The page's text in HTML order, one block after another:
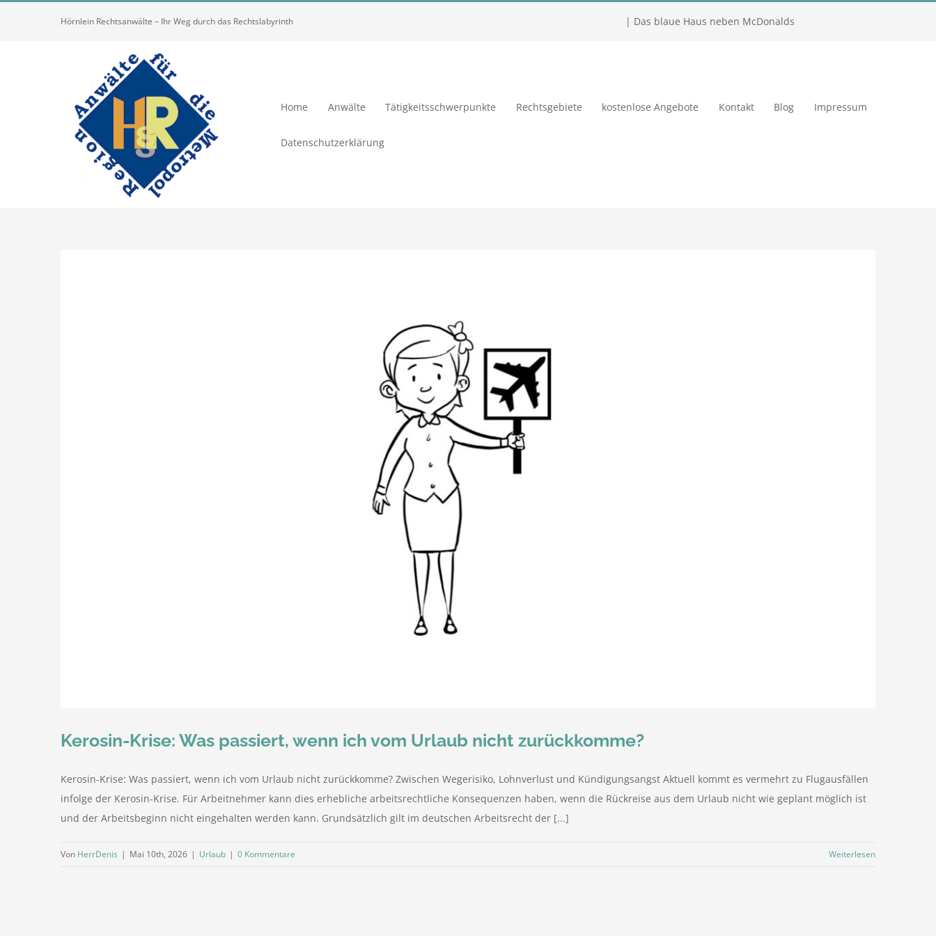
Hörnlein Rechtsanwälte – Ihr Weg durch das Rechtslabyrinth | Das blaue Haus neben McDonalds
Home Anwälte Tätigkeitsschwerpunkte Rechtsgebiete kostenlose Angebote Kontakt Blog Impressum
Datenschutzerklärung
Kerosin-Krise: Was passiert, wenn ich vom Urlaub nicht zurückkomme?
Kerosin-Krise: Was passiert, wenn ich vom Urlaub nicht zurückkomme? Zwischen Wegerisiko, Lohnverlust und Kündigungsangst Aktuell kommt es vermehrt zu Flugausfällen
infolge der Kerosin‑Krise. Für Arbeitnehmer kann dies erhebliche arbeitsrechtliche Konsequenzen haben, wenn die Rückreise aus dem Urlaub nicht wie geplant möglich ist
und der Arbeitsbeginn nicht eingehalten werden kann. Grundsätzlich gilt im deutschen Arbeitsrecht der [...]
Von HerrDenis | Mai 10th, 2026 | Urlaub | 0 Kommentare Weiterlesen